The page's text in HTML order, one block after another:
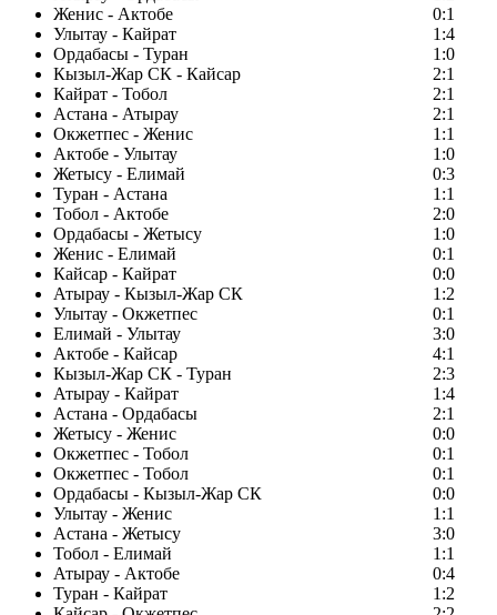
Женис - Актобе
0:1
Улытау - Кайрат
1:4
Ордабасы - Туран
1:0
Кызыл-Жар СК - Кайсар
2:1
Кайрат - Тобол
2:1
Астана - Атырау
2:1
Окжетпес - Женис
1:1
Актобе - Улытау
1:0
Жетысу - Елимай
0:3
Туран - Астана
1:1
Тобол - Актобе
2:0
Ордабасы - Жетысу
1:0
Женис - Елимай
0:1
Кайсар - Кайрат
0:0
Атырау - Кызыл-Жар СК
1:2
Улытау - Окжетпес
0:1
Елимай - Улытау
3:0
Актобе - Кайсар
4:1
Кызыл-Жар СК - Туран
2:3
Атырау - Кайрат
1:4
Астана - Ордабасы
2:1
Жетысу - Женис
0:0
Окжетпес - Тобол
0:1
Окжетпес - Тобол
0:1
Ордабасы - Кызыл-Жар СК
0:0
Улытау - Женис
1:1
Астана - Жетысу
3:0
Тобол - Елимай
1:1
Атырау - Актобе
0:4
Туран - Кайрат
1:2